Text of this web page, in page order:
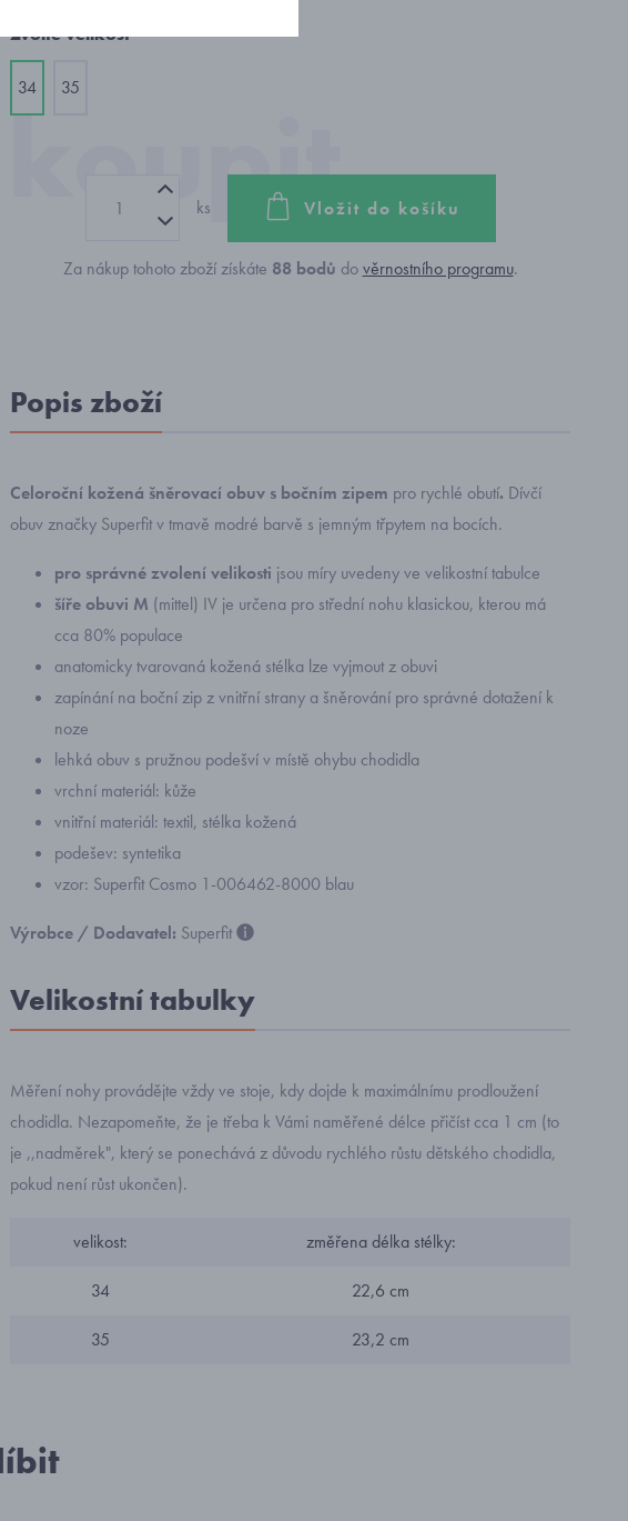
Zvolte velikost
34 35
ks Vložit do košíku
Za nákup tohoto zboží získáte 88 bodů dověrnostního programu.
Popis zboží
Celoroční kožená šněrovací obuv s bočním zipem pro rychlé obutí. Dívčí
obuv značky Superfit v tmavě modré barvě s jemným třpytem na bocích.
pro správné zvolení velikosti jsou míry uvedeny ve velikostní tabulce
šíře obuvi M (mittel) IV je určena pro střední nohu klasickou, kterou má
cca 80% populace
anatomicky tvarovaná kožená stélka lze vyjmout z obuvi
zapínání na boční zip z vnitřní strany a šněrování pro správné dotažení k
noze
lehká obuv s pružnou podešví v místě ohybu chodidla
vrchní materiál: kůže
vnitřní materiál: textil, stélka kožená
podešev: syntetika
vzor: Superfit Cosmo 1-006462-8000 blau
Výrobce / Dodavatel: Superfit
Velikostní tabulky
Měření nohy provádějte vždy ve stoje, kdy dojde k maximálnímu prodloužení
chodidla. Nezapomeňte, že je třeba k Vámi naměřené délce přičíst cca 1 cm (to
je ,,nadměrek", který se ponechává z důvodu rychlého růstu dětského chodidla,
pokud není růst ukončen).
velikost: změřena délka stélky:
34 22,6 cm
35 23,2 cm